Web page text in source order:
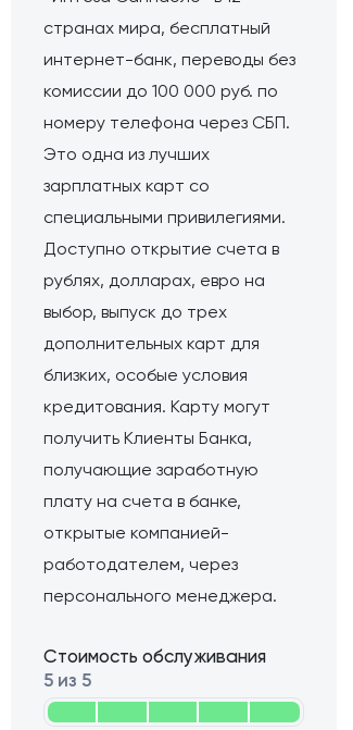
странах мира, бесплатный
интернет-банк, переводы без
комиссии до 100 000 руб. по
номеру телефона через СБП.
Это одна из лучших
зарплатных карт со
специальными привилегиями.
Доступно открытие счета в
рублях, долларах, евро на
выбор, выпуск до трех
дополнительных карт для
близких, особые условия
кредитования. Карту могут
получить Клиенты Банка,
получающие заработную
плату на счета в банке,
открытые компанией-
работодателем, через
персонального менеджера.
Стоимость обслуживания
5 из 5